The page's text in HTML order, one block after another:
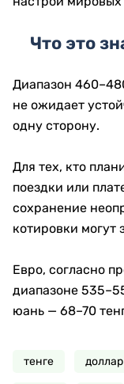
Что это
Диапазон
не ожидает
одну сторону.
Для тех, кто
поездки или
сохранение
котировки могут
Евро, согласно
диапазоне
юань — 68–70
тенге доллар